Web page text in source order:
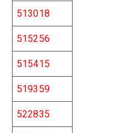
513018
515256
515415
519359
522835